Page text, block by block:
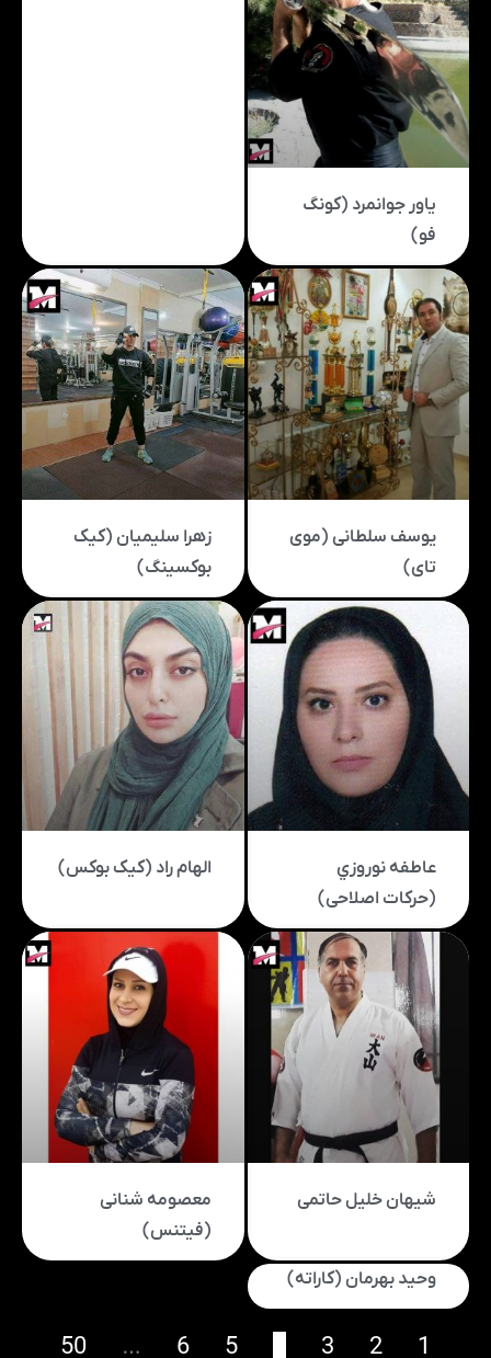
یاور جوانمرد (کونگ
فو)
یوسف سلطانی (موی
تای)
زهرا سلیمیان (کیک
بوکسینگ)
عاطفه نوروزي
(حرکات اصلاحی)
الهام راد (کیک بوکس)
شیهان خلیل حاتمی
معصومه شنانی
(فیتنس)
وحید بهرمان (کاراته)
1
2
3
5
6
…
50